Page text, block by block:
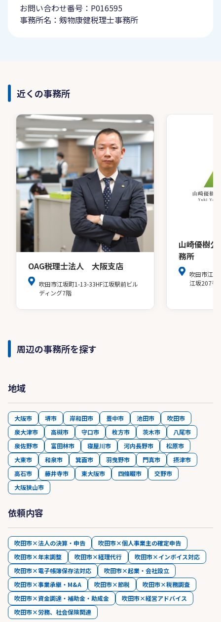
お問い合わせ番号：P016595
事務所名：剱物康健税理士事務所
近くの事務所
OAG税理士法人 大阪支店
吹田市江坂町1-13-33HF江坂駅前ビル
ディング7階
山崎優樹
務所
吹田市江
江坂207号
周辺の事務所を探す
地域
大阪市 堺市 岸和田市 豊中市 池田市
吹田市
泉大津市
高槻市 守口市 枚方市 茨木市
八尾市
泉佐野市
富田林市 寝屋川市 河内長野市
松原市
大東市
和泉市 箕面市 羽曳野市 門真市
摂津市
高石市
藤井寺市 東大阪市 四條畷市
交野市
大阪狭山市
依頼内容
吹田市×法人の決算・申告
吹田市×個人事業主の確定申告
吹田市×年末調整
吹田市×経理代行
吹田市×インボイス対応
吹田市×電子帳簿保存法対応
吹田市×起業・会社設立
吹田市×事業承継・M&A
吹田市×節税
吹田市×税務調査
吹田市×資金調達・補助金・助成金
吹田市×経営アドバイス
吹田市×労務、社会保険関連